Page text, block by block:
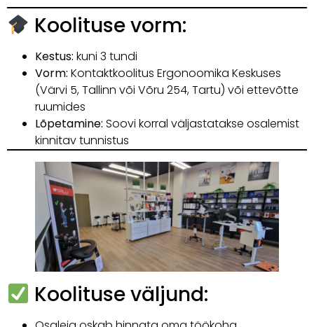
Koolituse vorm:
Kestus: kuni 3 tundi
Vorm: Kontaktkoolitus Ergonoomika Keskuses
(Värvi 5, Tallinn või Võru 254, Tartu) või ettevõtte
ruumides
Lõpetamine: Soovi korral väljastatakse osalemist
kinnitav tunnistus
Koolituse väljund: